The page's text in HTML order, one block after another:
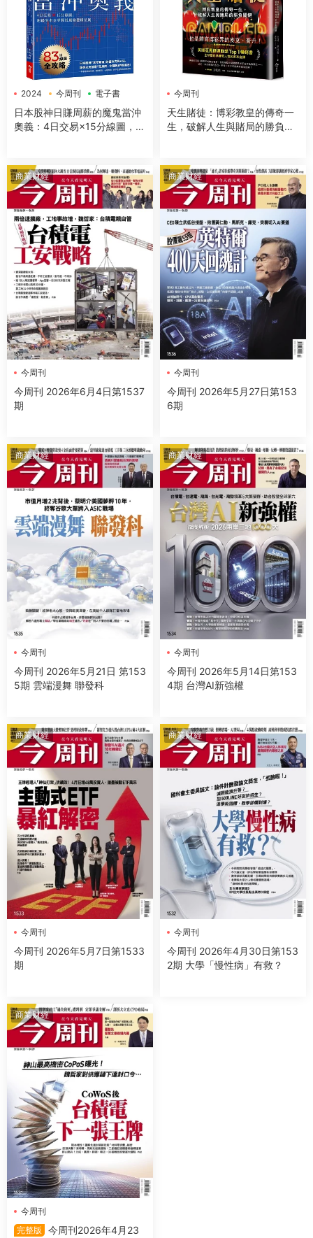
2024 今周刊 電子書
日本股神日賺周薪的魔鬼當沖
奧義：4日交易×15分線圖，用
今周刊
天生賭徒：博彩教皇的傳奇一
生，破解人生與賭局的勝負關
商業财經
今周刊
今周刊 2026年6月4日第1537
期
商業财經
今周刊
今周刊 2026年5月27日第153
6期
商業财經
今周刊
今周刊 2026年5月21日 第153
5期 雲端漫舞 聯發科
商業财經
今周刊
今周刊 2026年5月14日第153
4期 台灣AI新強權
商業财經
今周刊
今周刊 2026年5月7日第1533
期
商業财經
今周刊
今周刊 2026年4月30日第153
2期 大學「慢性病」有救？
商業财經
今周刊
完整版
今周刊2026年4月23